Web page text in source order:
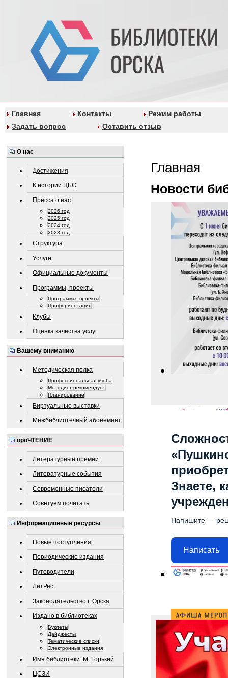
Главная Контакты
Режим работы
Задать вопрос
Оставить отзыв
О нас
Достижения
К истории ЦБС
Пресса о нас
2026 год
2025 год
2024 год
2023 год
Структура
Услуги
Официальные документы
Программы, проекты
Программы, проекты
Профориентация
Клубы
Оценка качества услуг
Вашему вниманию
Методическая полка
Профессиональная учеба
Методист рекомендует
Планирование
Виртуальные выставки
Межбиблиотечный абонемент
проЧТЕНИЕ
Литературные премии
Литературные события
Современные писатели
Советуем почитать
Информационные ресурсы
Новые поступления
Периодические издания
Путеводители
ЛитРес
Законодательство г. Орска
Издано в библиотеках
Буклеты
Дайджесты
Тематические списки
Электронные издания
Имя библиотеки: М. Горький
ЦСЗИ
Главная
Новости
Знаете,
Напишите —
Написать